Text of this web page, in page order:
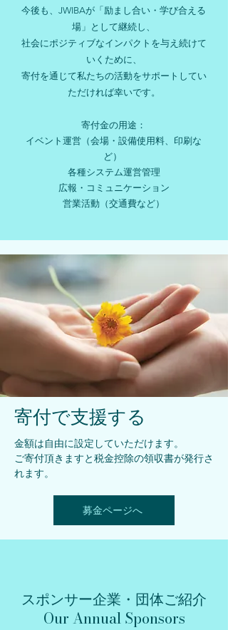
今後も、JWIBAが「励まし合い・学び合える
場」として継続し、
社会にポジティブなインパクトを与え続けて
いくために、
寄付を通じて私たちの活動をサポートしてい
ただければ幸いです。
寄付金の用途：​
イベント運営（会場・設備使用料、印刷な
ど）
各種システム運営管理
広報・コミュニケーション
​営業活動（交通費など）
寄付で支援する
金額は自由に設定していただけます。
ご寄付頂きますと税金控除の領収書が発行さ
れます。
募金ページへ
​スポンサー企業・団体ご紹介
Our Annual Sponsors